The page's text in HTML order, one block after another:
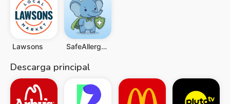
Lawsons SafeAllergy - Allergen Scanner
Descarga principal